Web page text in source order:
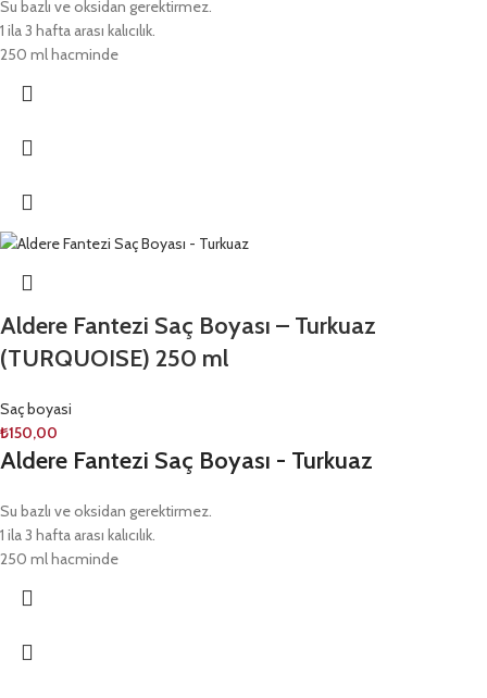
Su bazlı ve oksidan gerektirmez.
1 ila 3 hafta arası kalıcılık.
250 ml hacminde
Aldere Fantezi Saç Boyası – Turkuaz
(TURQUOISE) 250 ml
Saç boyasi
₺150,00
Aldere Fantezi Saç Boyası - Turkuaz
Su bazlı ve oksidan gerektirmez.
1 ila 3 hafta arası kalıcılık.
250 ml hacminde